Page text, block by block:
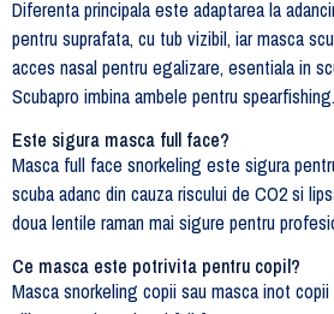
Diferenta principala este adaptarea la
pentru suprafata, cu tub vizibil, iar masca
acces nasal pentru egalizare, esentiala in
Scubapro imbina ambele pentru spearfishing.
Este sigura masca full face?
Masca full face snorkeling este sigura
scuba adanc din cauza riscului de CO2 si
doua lentile raman mai sigure pentru
Ce masca este potrivita pentru copil?
Masca snorkeling copii sau masca inot